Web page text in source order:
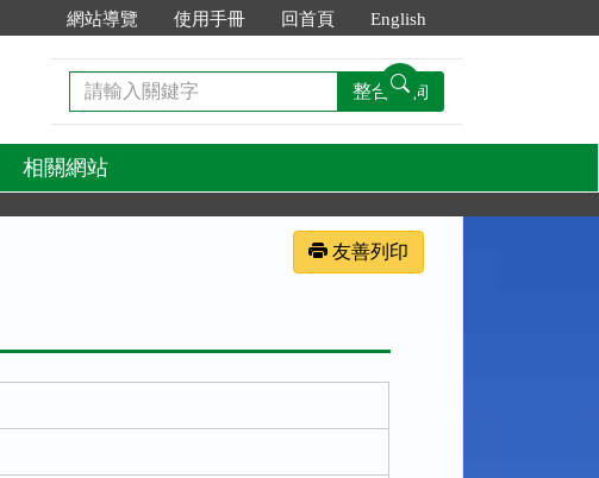
網站導覽 使用手冊 回首頁 English
請
輸
關
鍵
字
整合查詢
相關網站
友善列印